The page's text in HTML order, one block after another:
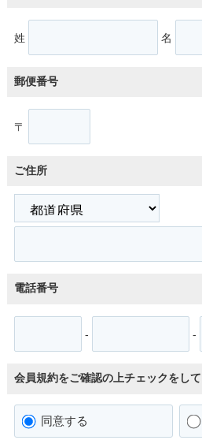
姓 名
郵便番号
〒
ご住所
電話番号
- -
会員規約をご確認の上チェックをし
同意する